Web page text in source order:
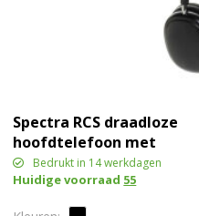
Spectra RCS draadloze
hoofdtelefoon met
vervangbare batterij
Bedrukt in 14 werkdagen
Huidige voorraad 55